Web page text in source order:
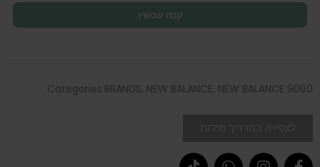
קנה עכשיו
Categories BRANDS, NEW BALANCE, NEW BALANCE 9060